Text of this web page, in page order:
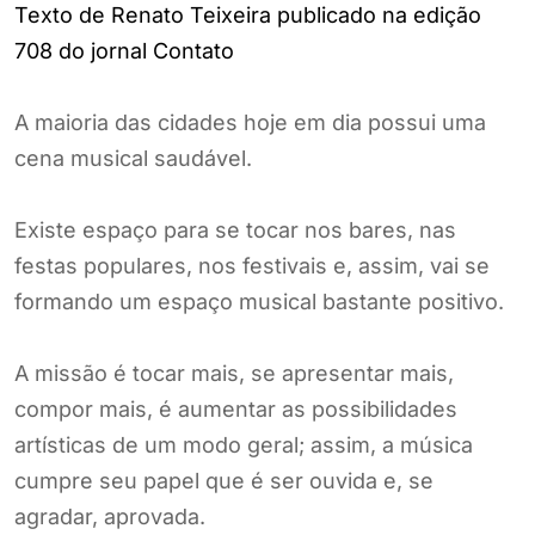
Texto de Renato Teixeira publicado na edição
708 do jornal Contato
A maioria das cidades hoje em dia possui uma
cena musical saudável.
Existe espaço para se tocar nos bares, nas
festas populares, nos festivais e, assim, vai se
formando um espaço musical bastante positivo.
A missão é tocar mais, se apresentar mais,
compor mais, é aumentar as possibilidades
artísticas de um modo geral; assim, a música
cumpre seu papel que é ser ouvida e, se
agradar, aprovada.